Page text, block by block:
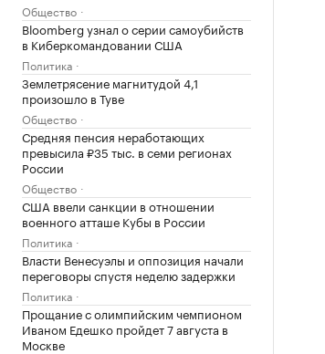
Общество
Bloomberg узнал о серии самоубийств
в Киберкомандовании США
Политика
Землетрясение магнитудой 4,1
произошло в Туве
Общество
Средняя пенсия неработающих
превысила ₽35 тыс. в семи регионах
России
Общество
США ввели санкции в отношении
военного атташе Кубы в России
Политика
Власти Венесуэлы и оппозиция начали
переговоры спустя неделю задержки
Политика
Прощание с олимпийским чемпионом
Иваном Едешко пройдет 7 августа в
Москве